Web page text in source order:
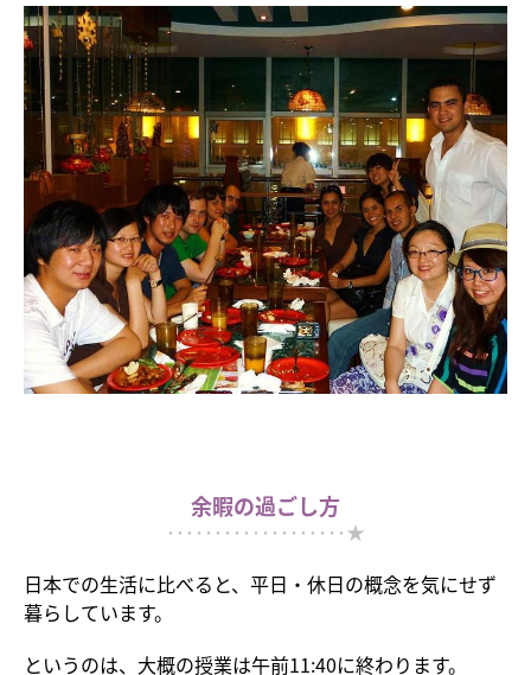
余暇の過ごし方
･･･････････････････★
日本での生活に比べると、平日・休日の概念を気にせず
暮らしています。
というのは、大概の授業は午前11:40に終わります。